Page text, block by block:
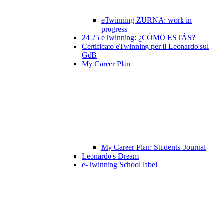
eTwinning ZURNA: work in
progress
24 25 eTwinning: ¿CÓMO ESTÁS?
Certificato eTwinning per il Leonardo sul
GdB
My Career Plan
My Career Plan: Students' Journal
Leonardo's Dream
e-Twinning School label